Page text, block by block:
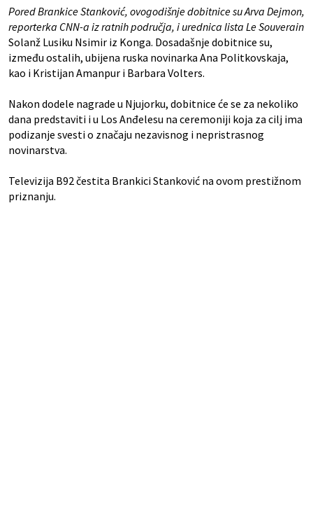
Pored Brankice Stanković, ovogodišnje dobitnice su Arva Dejmon,
reporterka CNN-a iz ratnih područja, i urednica lista Le Souverain
Solanž Lusiku Nsimir iz Konga. Dosadašnje dobitnice su,
između ostalih, ubijena ruska novinarka Ana Politkovskaja,
kao i Kristijan Amanpur i Barbara Volters.
Nakon dodele nagrade u Njujorku, dobitnice će se za nekoliko
dana predstaviti i u Los Anđelesu na ceremoniji koja za cilj ima
podizanje svesti o značaju nezavisnog i nepristrasnog
novinarstva.
Televizija B92 čestita Brankici Stanković na ovom prestižnom
priznanju.